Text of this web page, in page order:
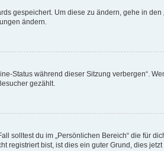
gespeichert. Um diese zu ändern, gehe in
ändern.
Status während dieser Sitzung verbergen“.
gezählt.
solltest du im „Persönlichen Bereich“ die für
registriert bist, ist dies ein guter Grund, dies jetzt